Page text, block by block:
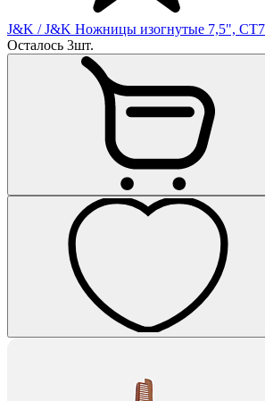
J&K / J&K Ножницы изогнутые 7,5",
Осталось 3шт.